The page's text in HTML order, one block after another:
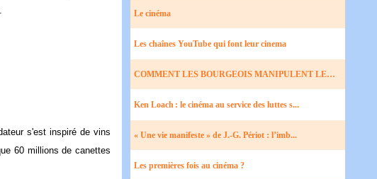
s'est inspiré de vins
60 millions de canettes
Le cinéma
Les chaînes YouTube qui font leur cinema
COMMENT LES BOURGEOIS MANIPULENT LE
CINÉMA
Ken Loach : le cinéma au service des luttes s...
« Une vie manifeste » de J.-G. Périot : l’imb...
Les premières fois au cinéma ?